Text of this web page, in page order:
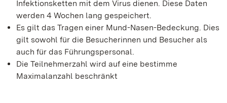
Infektionsketten mit dem Virus dienen. Diese Daten
werden 4 Wochen lang gespeichert.
Es gilt das Tragen einer Mund-Nasen-Bedeckung. Dies
gilt sowohl für die Besucherinnen und Besucher als
auch für das Führungspersonal.
Die Teilnehmerzahl wird auf eine bestimme
Maximalanzahl beschränkt